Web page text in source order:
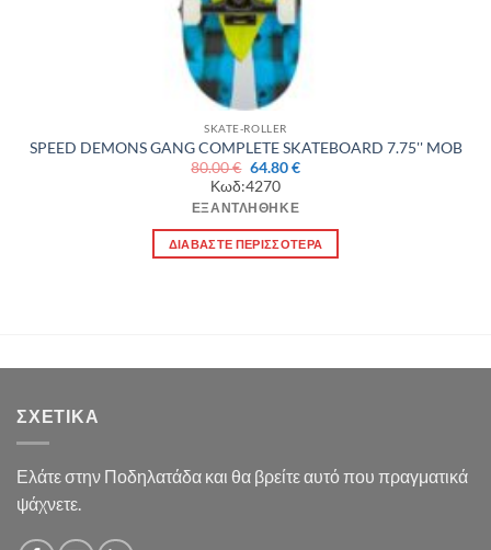
SKATE-ROLLER
SPEED DEMONS GANG COMPLETE SKATEBOARD 7.75'' MOB
80.00€ Original
price
was:
80.00 €.
64.80€Η
είναι:
Κωδ:4270
ΕΞΑΝΤΛΉΘΗΚΕ
ΔΙΑΒΆΣΤΕ ΠΕΡΙΣΣΌΤΕΡΑ
ΣΧΕΤΙΚΆ
Ελάτε στην Ποδηλατάδα και θα βρείτε αυτό που πραγματικά
ψάχνετε.